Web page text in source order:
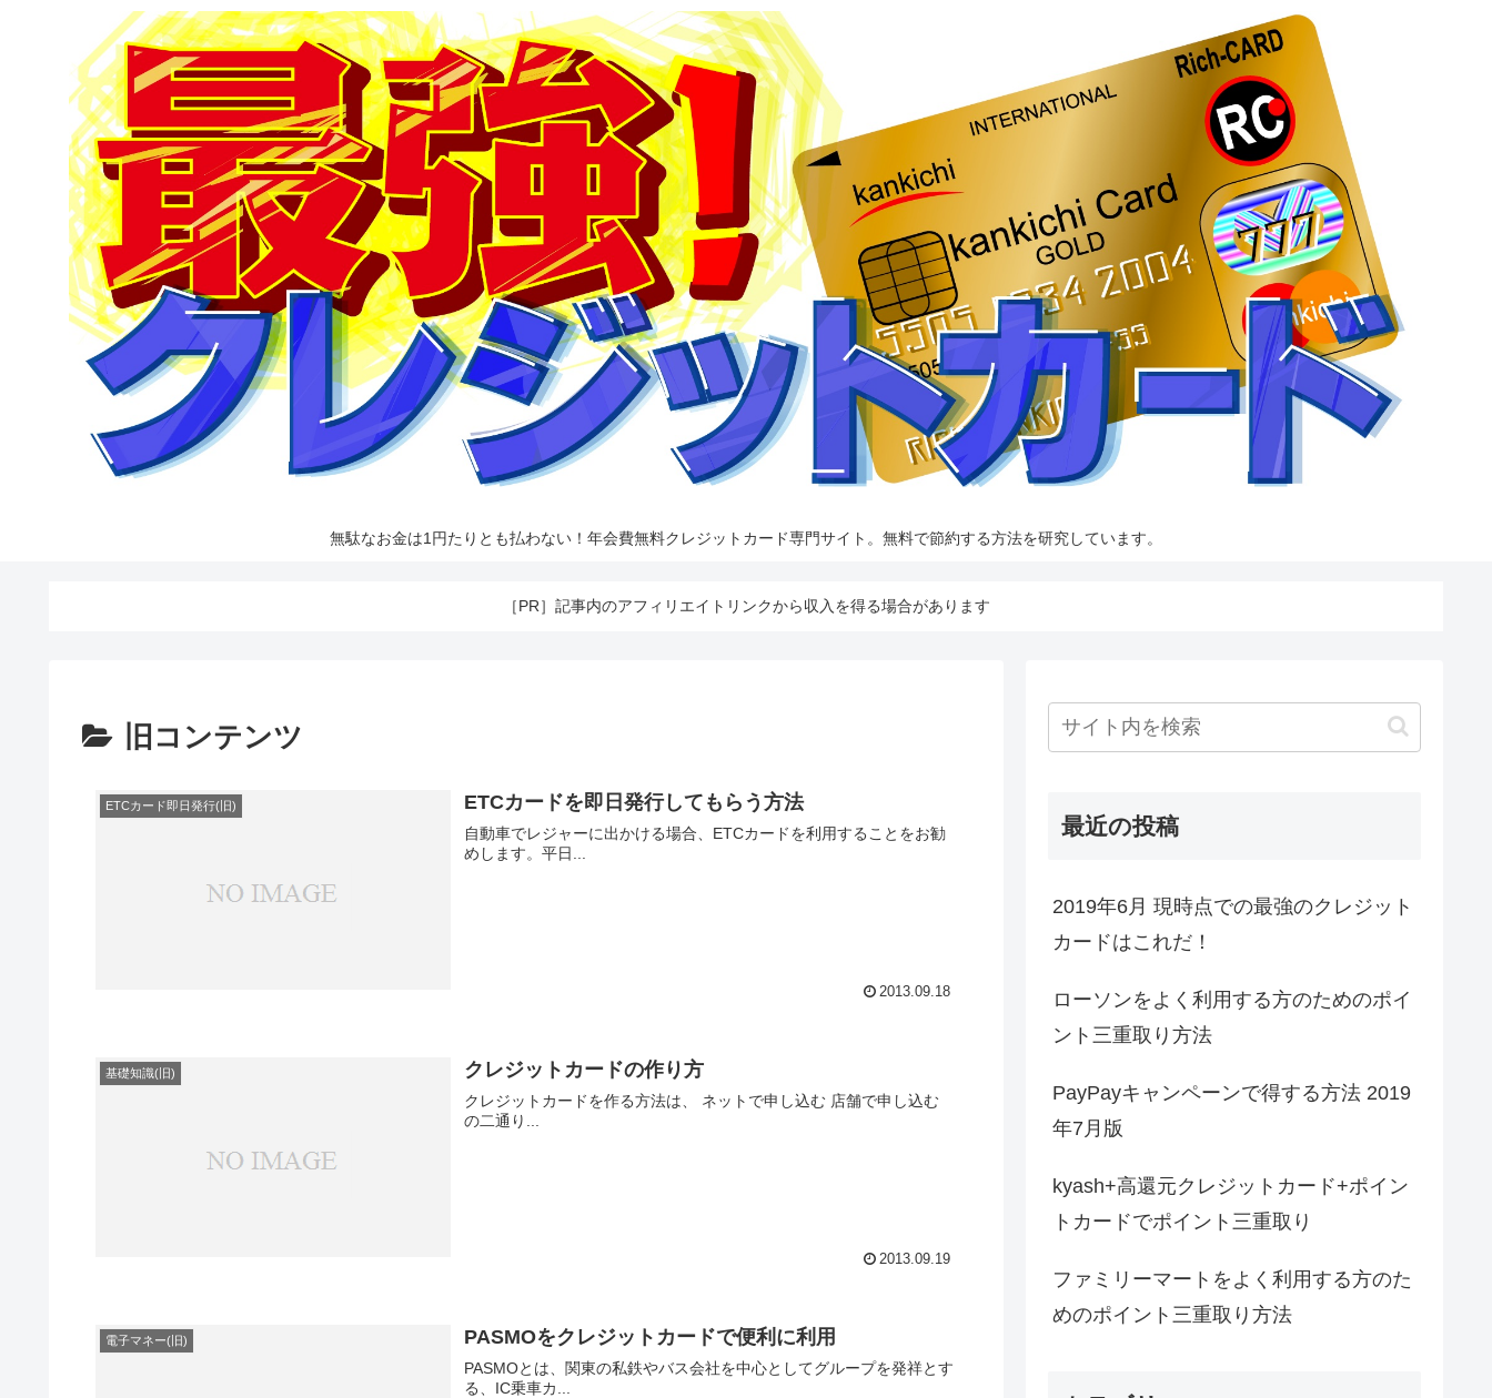
無駄なお金は1円たりとも払わない！年会費無料クレジットカード専門サイト。無料で節約する方法を研究しています。
［PR］記事内のアフィリエイトリンクから収入を得る場合があります
旧コンテンツ
ETCカード即日発行(旧) ETCカードを即日発行してもらう方法
自動車でレジャーに出かける場合、ETCカードを利用することをお勧
めします。平日...
2013.09.18
基礎知識(旧) クレジットカードの作り方
クレジットカードを作る方法は、 ネットで申し込む 店舗で申し込む
の二通り...
2013.09.19
電子マネー(旧) PASMOをクレジットカードで便利に利用
PASMOとは、関東の私鉄やバス会社を中心としてグループを発祥とす
る、IC乗車カ...
最近の投稿
2019年6月 現時点での最強のクレジット
カードはこれだ！
ローソンをよく利用する方のためのポイ
ント三重取り方法
PayPayキャンペーンで得する方法 2019
年7月版
kyash+高還元クレジットカード+ポイン
トカードでポイント三重取り
ファミリーマートをよく利用する方のた
めのポイント三重取り方法